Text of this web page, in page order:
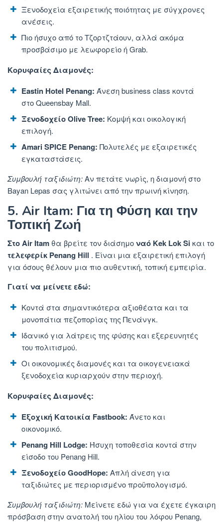
Ξενοδοχεία εξαιρετικής ποιότητας με σύγχρονες
ανέσεις.
Πιο ήσυχο από το Τζορτζτάουν, αλλά ακόμα
προσβάσιμο με λεωφορείο ή Grab.
Κορυφαίες Διαμονές:
Eastin Hotel Penang: Άνεση business class κοντά
στο Queensbay Mall.
Ξενοδοχείο Olive Tree: Κομψή και οικολογική
επιλογή.
Amari SPICE Penang: Πολυτελές με εξαιρετικές
εγκαταστάσεις.
Συμβουλή ταξιδιώτη:Αν πετάτε νωρίς, η διαμονή στο
Bayan Lepas σας γλιτώνει από την πρωινή κίνηση.
5. Air Itam: Για τη Φύση και την
Τοπική Ζωή
Στο Air Itam θα βρείτε τον διάσημοναό Kek Lok Siκαι το
τελεφερίκ Penang Hill . Είναι μια εξαιρετική επιλογή
για όσους θέλουν μια πιο αυθεντική, τοπική εμπειρία.
Γιατί να μείνετε εδώ:
Κοντά στα σημαντικότερα αξιοθέατα και τα
μονοπάτια πεζοπορίας της Πενάνγκ.
Ιδανικό για λάτρεις της φύσης και εξερευνητές
του πολιτισμού.
Οι οικονομικές διαμονές και τα οικογενειακά
ξενοδοχεία κυριαρχούν στην περιοχή.
Κορυφαίες Διαμονές:
Εξοχική Κατοικία Fastbook: Άνετο και
οικονομικό.
Penang Hill Lodge: Ήσυχη τοποθεσία κοντά στην
είσοδο του Penang Hill.
Ξενοδοχείο GoodHope: Απλή άνεση για
ταξιδιώτες με περιορισμένο προϋπολογισμό.
Συμβουλή ταξιδιώτη: Μείνετε εδώ για να έχετε έγκαιρη
πρόσβαση στην ανατολή του ηλίου του λόφου Penang,